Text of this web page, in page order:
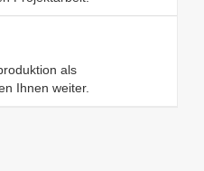
als
Ihnen weiter.